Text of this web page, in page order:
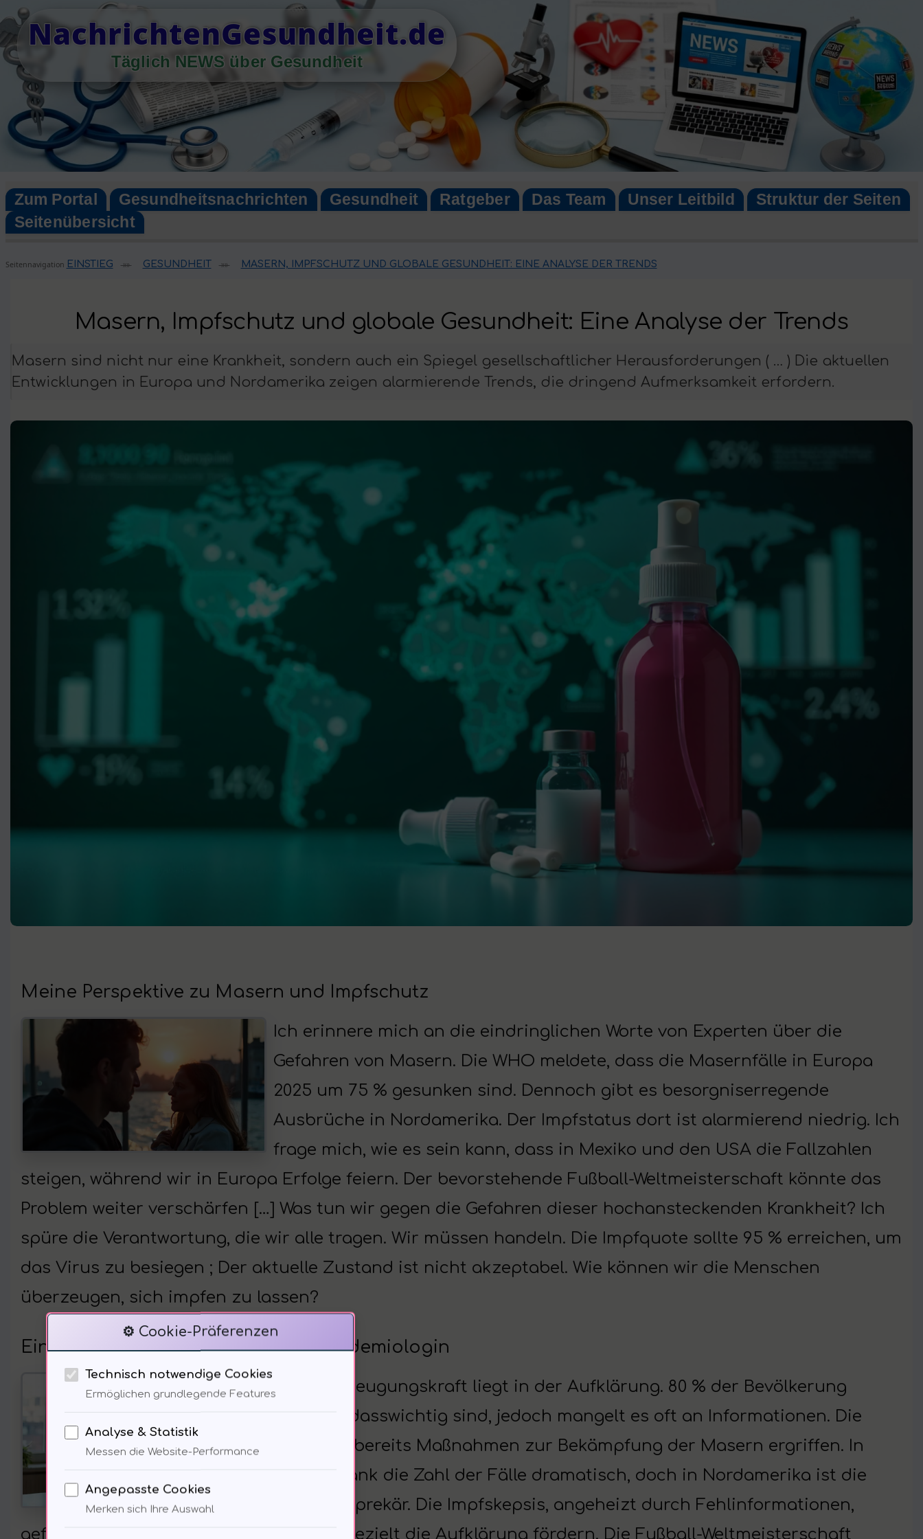
Skip
content
NachrichtenGesundheit.de
Täglich NEWS über Gesundheit
Zum Portal Gesundheitsnachrichten Gesundheit Ratgeber Das Team Unser Leitbild
Struktur der Seiten
Seitenübersicht
Seitennavigation EINSTIEG »» GESUNDHEIT »» MASERN, IMPFSCHUTZ UND GLOBALE GESUNDHEIT: EINE ANALYSE DER TRENDS
Masern, Impfschutz und globale Gesundheit: Eine Analyse der Trends
Masern sind nicht nur eine Krankheit, sondern auch ein Spiegel gesellschaftlicher Herausforderungen ( … ) Die aktuellen
Entwicklungen in Europa und Nordamerika zeigen alarmierende Trends, die dringend Aufmerksamkeit erfordern.
Meine Perspektive zu Masern und Impfschutz
Ich erinnere mich an die eindringlichen Worte von Experten über die
Gefahren von Masern. Die WHO meldete, dass die Masernfälle in Europa
2025 um 75 % gesunken sind. Dennoch gibt es besorgniserregende
Ausbrüche in Nordamerika. Der Impfstatus dort ist alarmierend niedrig. Ich
frage mich, wie es sein kann, dass in Mexiko und den USA die Fallzahlen
steigen, während wir in Europa Erfolge feiern. Der bevorstehende Fußball-Weltmeisterschaft könnte das
Problem weiter verschärfen […] Was tun wir gegen die Gefahren dieser hochansteckenden Krankheit? Ich
spüre die Verantwortung, die wir alle tragen. Wir müssen handeln. Die Impfquote sollte 95 % erreichen, um
das Virus zu besiegen ; Der aktuelle Zustand ist nicht akzeptabel. Wie können wir die Menschen
überzeugen, sich impfen zu lassen?
Einblick von Dr. Waltraud Schulz, Epidemiologin
Die Überzeugungskraft liegt in der Aufklärung. 80 % der Bevölkerung
glauben, dasswichtig sind, jedoch mangelt es oft an Informationen. Die
WHO hat bereits Maßnahmen zur Bekämpfung der Masern ergriffen. In
Europa sank die Zahl der Fälle dramatisch, doch in Nordamerika ist die
Situation prekär. Die Impfskepsis, angeheizt durch Fehlinformationen,
gefährdet den Fortschritt. Wir müssen gezielt die Aufklärung fördern. Die Fußball-Weltmeisterschaft
⚙️ Cookie-Präferenzen
Technisch notwendige Cookies
Ermöglichen grundlegende Features
Analyse & Statistik
Messen die Website-Performance
Angepasste Cookies
Merken sich Ihre Auswahl